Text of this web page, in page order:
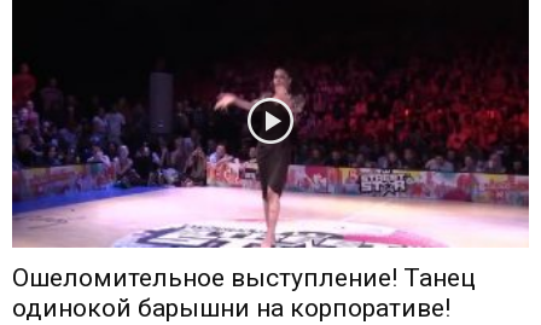
Ошеломительное выступление! Танец
одинокой барышни на корпоративе!